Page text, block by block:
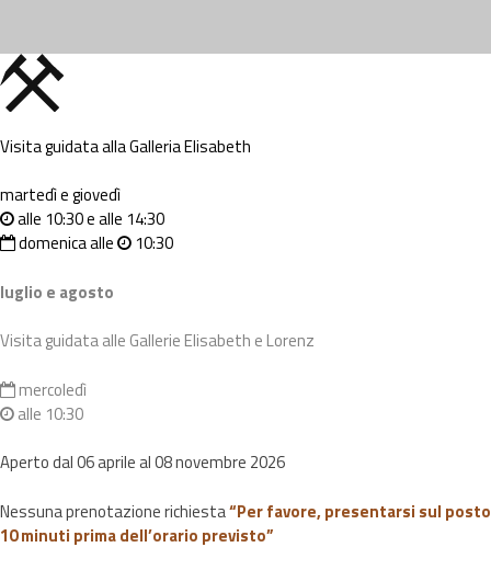
Visita guidata alla Galleria Elisabeth
martedì e giovedì
alle 10:30 e alle 14:30
domenica alle
10:30
luglio e agosto
Visita guidata alle Gallerie Elisabeth e Lorenz
mercoledì
alle 10:30
Aperto dal 06 aprile al 08 novembre 2026
Nessuna prenotazione richiesta“Per favore, presentarsi sul posto
10 minuti prima dell’orario previsto”